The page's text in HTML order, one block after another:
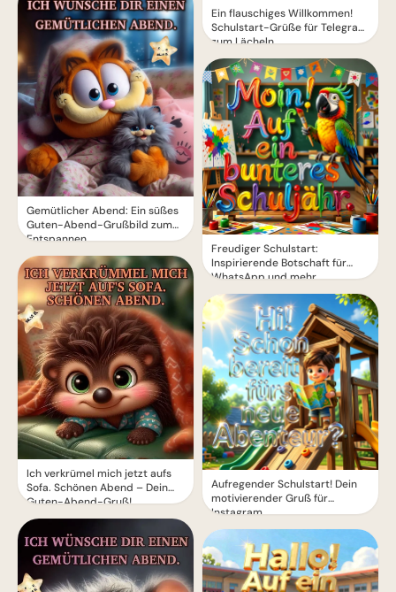
Gemütlicher Abend: Ein süßes
Guten-Abend-Grußbild zum
Entspannen
Ich verkrümel mich jetzt aufs
Sofa. Schönen Abend – Dein
Guten-Abend-Gruß!
Ein flauschiges Willkommen!
Schulstart-Grüße für Telegram
zum Lächeln
Freudiger Schulstart:
Inspirierende Botschaft für
WhatsApp und mehr
Aufregender Schulstart! Dein
motivierender Gruß für
Instagram